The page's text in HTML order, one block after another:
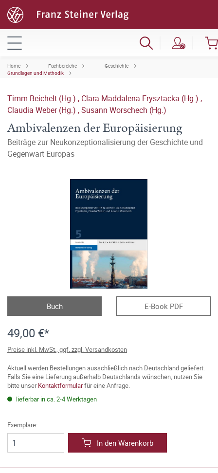
Home Fachbereiche
Geschichte
Grundlagen und Methodik
Timm Beichelt (Hg.) , Clara Maddalena Frysztacka (Hg.) ,
Claudia Weber (Hg.) ,Susann Worschech (Hg.)
Ambivalenzen der Europäisierung
Beiträge zur Neukonzeptionalisierung der Geschichte und
Gegenwart Europas
Buch E-Book PDF
49,00 €*
Preise inkl. MwSt., ggf. zzgl. Versandkosten
Aktuell werden Bestellungen ausschließlich nach Deutschland geliefert.
Falls Sie eine Lieferung außerhalb Deutschlands wünschen, nutzen Sie
bitte unserKontaktformularfür eine Anfrage.
lieferbar in ca. 2-4 Werktagen
Exemplare:
In den Warenkorb